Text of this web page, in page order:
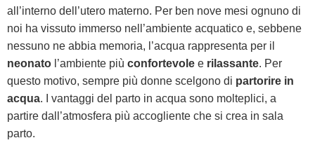
all’interno dell’utero materno. Per ben nove mesi ognuno di
noi ha vissuto immerso nell’ambiente acquatico e, sebbene
nessuno ne abbia memoria, l’acqua rappresenta per il
neonato l’ambiente più confortevole e rilassante. Per
questo motivo, sempre più donne scelgono di partorire in
acqua. I vantaggi del parto in acqua sono molteplici, a
partire dall’atmosfera più accogliente che si crea in sala
parto.